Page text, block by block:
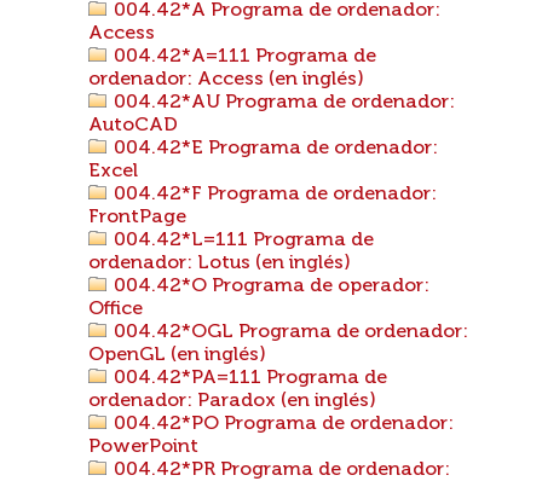
004.42*A Programa de ordenador:
Access
004.42*A=111 Programa de
ordenador: Access (en inglés)
004.42*AU Programa de ordenador:
AutoCAD
004.42*E Programa de ordenador:
Excel
004.42*F Programa de ordenador:
FrontPage
004.42*L=111 Programa de
ordenador: Lotus (en inglés)
004.42*O Programa de operador:
Office
004.42*OGL Programa de ordenador:
OpenGL (en inglés)
004.42*PA=111 Programa de
ordenador: Paradox (en inglés)
004.42*PO Programa de ordenador:
PowerPoint
004.42*PR Programa de ordenador: